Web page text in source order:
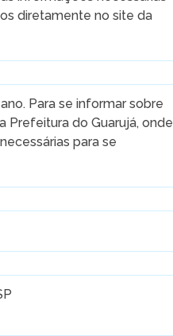
diretamente no site da
Para se informar sobre
Prefeitura do Guarujá, onde
para se